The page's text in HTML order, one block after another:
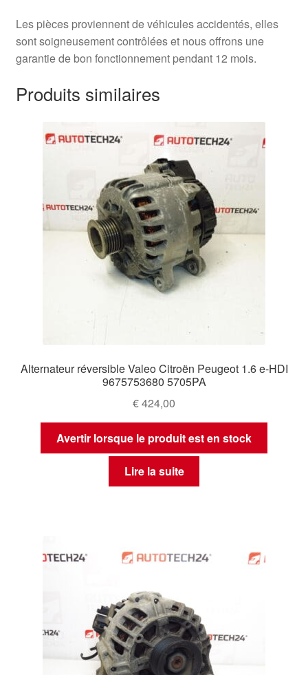
Les pièces proviennent de véhicules accidentés, elles
sont soigneusement contrôlées et nous offrons une
garantie de bon fonctionnement pendant 12 mois.
Produits similaires
Alternateur réversible Valeo Citroën Peugeot 1.6 e-HDI
9675753680 5705PA
€424,00
Avertir lorsque le produit est en stock
Lire la suite